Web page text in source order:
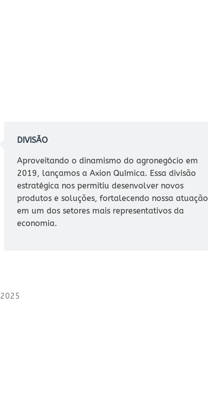
DIVISÃO
Aproveitando o dinamismo do agronegócio em
2019, lançamos a Axion Química. Essa divisão
estratégica nos permitiu desenvolver novos
produtos e soluções, fortalecendo nossa atuação
em um dos setores mais representativos da
economia.
2025